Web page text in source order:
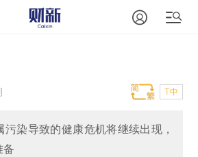
T中
染导致的健康危机将继续出现，
备